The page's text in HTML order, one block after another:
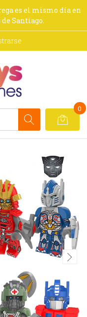
es el mismo día en
Santiago.
0